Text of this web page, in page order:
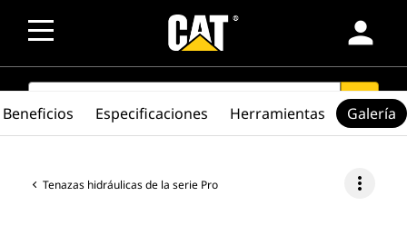
person
SEARCH search
Tenazas hidráulicas de la serie Pro more_vert
Beneficios Especificaciones Herramientas Galería